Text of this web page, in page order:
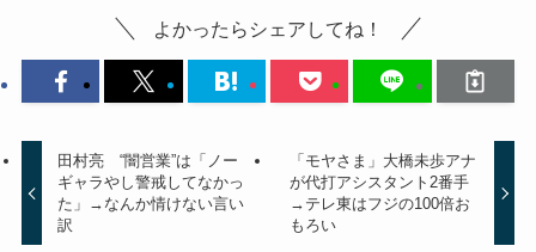
よかったらシェアしてね！
田村亮 “闇営業”は「ノー
ギャラやし警戒してなかっ
た」→なんか情けない言い
訳
「モヤさま」大橋未歩アナ
が代打アシスタント2番手
→テレ東はフジの100倍お
もろい